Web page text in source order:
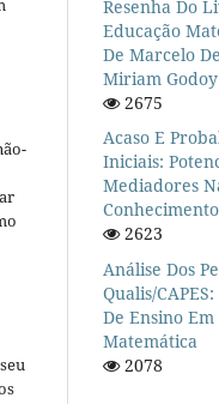
Resenha Do
Educação
De Marcelo
Miriam
2675
Acaso E
Iniciais:
Mediadores
Conhecimento
2623
Análise Dos
Qualis/
De Ensino Em
Matemática
2078